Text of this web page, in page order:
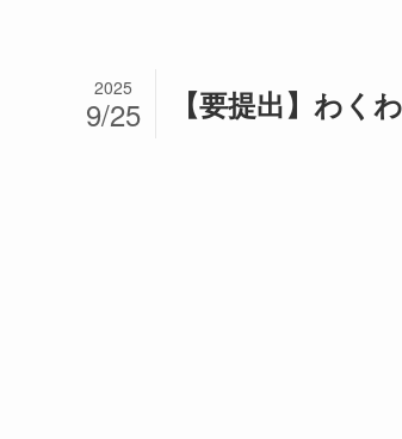
【要提出】わく
2025
9/25